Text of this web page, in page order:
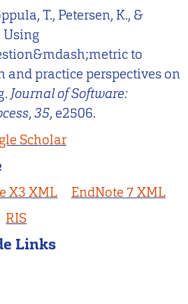
T., Petersen, K., &
Using
to
and practice perspectives on
Journal of Software:
,35, e2506.
Scholar
X3 XML
EndNote 7 XML
RIS
Links